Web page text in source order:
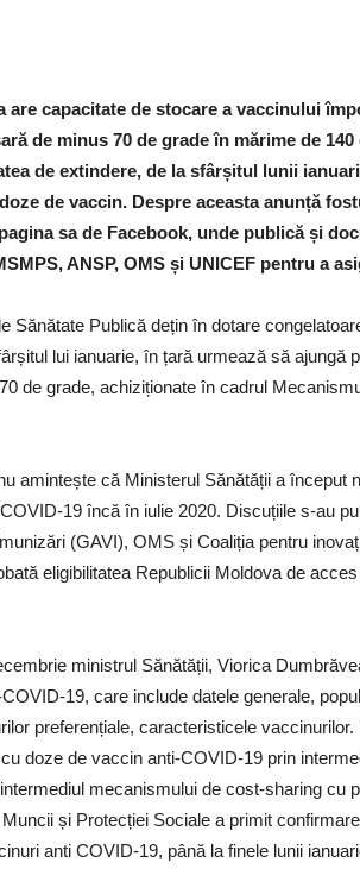
are capacitate de stocare a vaccinului
de minus 70 de grade în mărime de
de extindere, de la sfârșitul lunii
de vaccin. Despre aceasta anunță
sa de Facebook, unde publică și
ANSP, OMS și UNICEF pentru a
Sănătate Publică dețin în dotare
lui ianuarie, în țară urmează să ajungă
de grade, achiziționate în cadrul
amintește că Ministerul Sănătății a început
19 încă în iulie 2020. Discuțiile s-au
(GAVI), OMS și Coaliția pentru
eligibilitatea Republicii Moldova de
ministrul Sănătății, Viorica
19, care include datele generale,
preferențiale, caracteristicele
doze de vaccin anti-COVID-19 prin
mecanismului de cost-sharing cu
și Protecției Sociale a primit
anti COVID-19, până la finele lunii